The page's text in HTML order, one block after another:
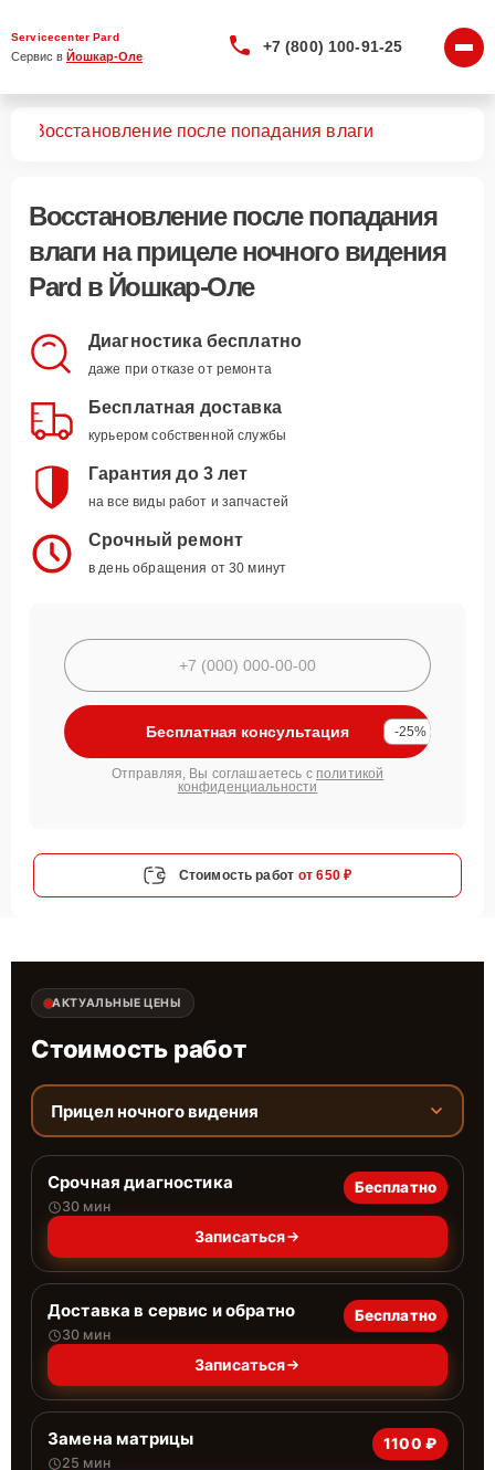
Servicecenter Pard
Сервис в Йошкар-Оле
+7 (800) 100-91-25
Восстановление после попадания влаги
Восстановление после попадания
влаги на прицеле ночного видения
Pard в Йошкар-Оле
Диагностика бесплатно
даже при отказе от ремонта
Бесплатная доставка
курьером собственной службы
Гарантия до 3 лет
на все виды работ и запчастей
Срочный ремонт
в день обращения от 30 минут
Бесплатная консультация -25%
Отправляя, Вы соглашаетесь с политикой
конфиденциальности
Стоимость работ от 650 ₽
АКТУАЛЬНЫЕ ЦЕНЫ
Стоимость работ
Прицел ночного видения
Срочная диагностика
30 мин
Бесплатно
Записаться
Доставка в сервис и обратно
30 мин
Бесплатно
Записаться
Замена матрицы
25 мин
1100 ₽